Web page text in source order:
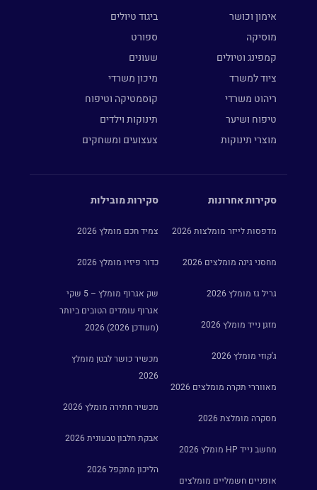
אימון וכושר
ביגוד טיולים
מוסיקה
ספורט
קמפינג וטיולים
שעונים
ציוד למשרד
מיכון משרדי
ריהוט משרדי
קוסמטיקה וטיפוח
טיפוח ושיער
תינוקות וילדים
מוצרי תינוקות
צעצועים ומשחקים
סקירות אחרונות
מדפסות לייזר מומלצות 2026
מחסני גינה מומלצים 2026
גריל גז מומלץ 2026
מזגן נייד מומלץ 2026
ג'קוזי מומלץ 2026
מאווררי תקרה מומלצים 2026
מסקרה מומלצת 2026
מחשב נייד HP מומלץ 2026
אופניים חשמליים מומלצים
סקירות מובילות
צמיד חכם מומלץ 2026
כדור פיזיו מומלץ 2026
שק אגרוף מומלץ – 5 שקי
אגרוף עומדים הטובים ביותר
(מעודכן 2026) 2026
מכשיר כושר לבטן מומלץ
2026
מכשיר חתירה מומלץ 2026
אבקת חלבון טבעונית 2026
הליכון מתקפל 2026